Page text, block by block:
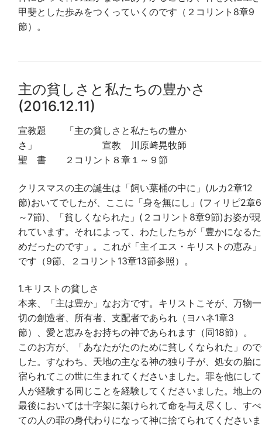
甲斐とした歩みをつくっていくのです（２コリント8章9
節）。
主の貧しさと私たちの豊かさ
(2016.12.11)
宣教題 「主の貧しさと私たちの豊か
さ」 宣教 川原﨑晃牧師
聖 書 ２コリント８章１～９節
クリスマスの主の誕生は「飼い葉桶の中に」(ルカ2章12
節)おいてでしたが、ここに「身を無にし」(フィリピ2章6
～7節)、「貧しくなられた」(２コリント8章9節)お姿が現
れています。それによって、わたしたちが「豊かになるた
めだったのです」。これが「主イエス・キリストの恵み」
です（9節、２コリント13章13節参照）。
1.キリストの貧しさ
本来、「主は豊か」なお方です。キリストこそが、万物一
切の創造者、所有者、支配者であられ（ヨハネ1章3
節）、愛と恵みをお持ちの神であられます（同18節）。
このお方が、「あなたがたのために貧しくなられた」ので
した。すなわち、天地の主なる神の独り子が、処女の胎に
宿られてこの世に生まれてくださいました。罪を他にして
人が経験する同じことを経験してくださいました。地上の
最後においては十字架に架けられて命を与え尽くし、すべ
ての人の罪の身代わりになって神に捨てられてくださいま